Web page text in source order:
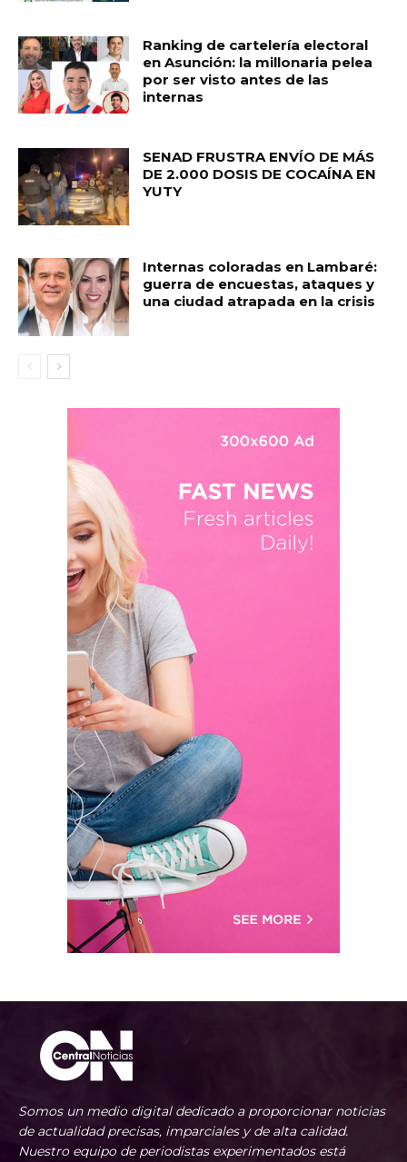
Ranking de cartelería electoral
en Asunción: la millonaria pelea
por ser visto antes de las
internas
SENAD FRUSTRA ENVÍO DE MÁS
DE 2.000 DOSIS DE COCAÍNA EN
YUTY
Internas coloradas en Lambaré:
guerra de encuestas, ataques y
una ciudad atrapada en la crisis
Somos un medio digital dedicado a proporcionar noticias
de actualidad precisas, imparciales y de alta calidad.
Nuestro equipo de periodistas experimentados está